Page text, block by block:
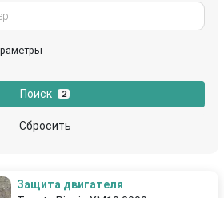
Поиск 2
Сбросить
Защита двигателя